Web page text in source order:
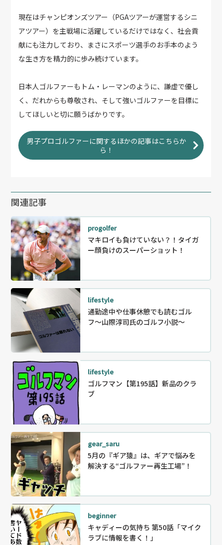
現在はチャンピオンズツアー（PGAツアーが運営するシニ
アツアー）を主戦場に活躍しているだけではなく、社会貢
献にも注力しており、まさにスポーツ選手のお手本のよう
な生き方を精力的に歩み続けています。
日本人ゴルファーもトム・レーマンのように、謙虚で優し
く、だれからも尊敬され、そして強いゴルファーを目標に
してほしいと切に願うばかりです。
男子プロゴルファーに関するほかの記事はこちらか
ら！
関連記事
progolfer
マキロイも負けていない？！タイガ
ー顔負けのスーパーショット！
lifestyle
通勤途中や仕事休憩でも読むゴル
フ〜山際淳司氏のゴルフ小説〜
lifestyle
ゴルフマン【第195話】新品のクラ
ブ
gear_saru
5月の『ギア猿』は、ギアで悩みを
解決する“ゴルファー再生工場”！
beginner
キャディーの気持ち 第50話「マイク
ラブに情報を書く！」